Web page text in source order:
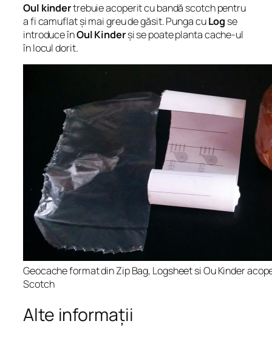
Oul kindertrebuie acoperit cu bandă scotch pentru
a fi camuflat și mai greu de găsit. Punga cuLog se
introduce înOul Kinderși se poate planta cache-ul
în locul dorit.
Geocache format din Zip Bag, Logsheet si Ou Kinder
Scotch
Alte informații